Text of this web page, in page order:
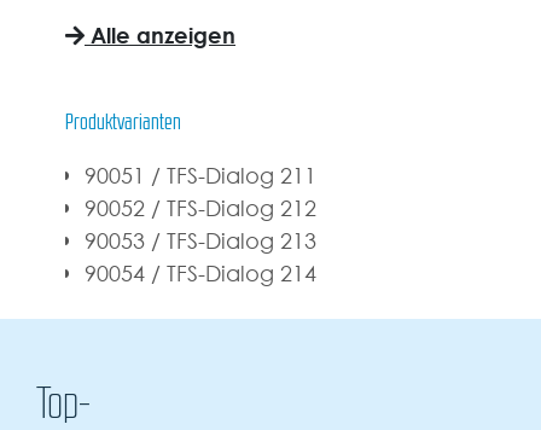
Alle anzeigen
Produktvarianten
90051 / TFS-Dialog 211
90052 / TFS-Dialog 212
90053 / TFS-Dialog 213
90054 / TFS-Dialog 214
Top-